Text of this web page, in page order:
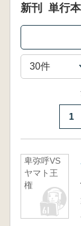
新刊 単行本
1
卑弥呼VS
ヤマト王
権